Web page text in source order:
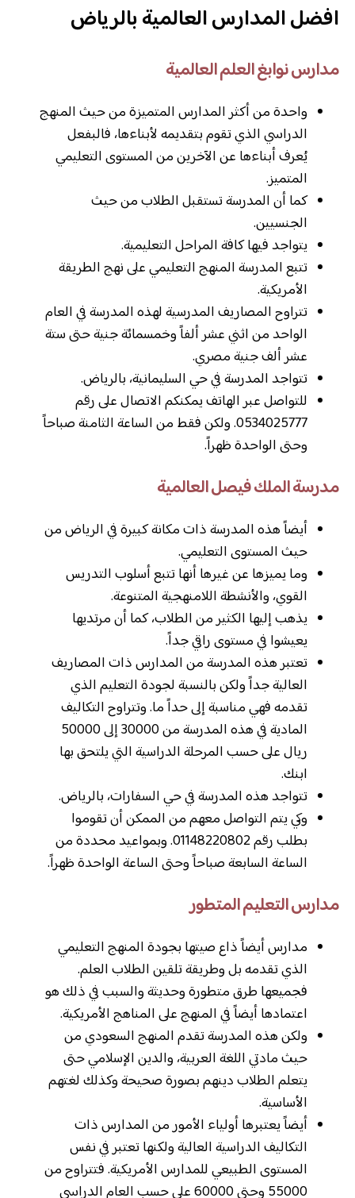
افضل المدارس العالمية بالرياض
مدارس نوابغ العلم العالمية
واحدة من أكثر المدارس المتميزة من حيث المنهج
الدراسي الذي تقوم بتقديمه لأبناءها، فالبفعل
يُعرف أبناءها عن الآخرين من المستوى التعليمي
المتميز.
كما أن المدرسة تستقبل الطلاب من حيث
الجنسيين.
يتواجد فيها كافة المراحل التعليمية.
تتبع المدرسة المنهج التعليمي على نهج الطريقة
الأمريكية.
تتراوح المصاريف المدرسية لهذه المدرسة في العام
الواحد من اثني عشر ألفاً وخمسمائة جنية حتى ستة
عشر ألف جنية مصري.
تتواجد المدرسة في حي السليمانية، بالرياض.
للتواصل عبر الهاتف يمكنكم الاتصال على رقم
0534025777. ولكن فقط من الساعة الثامنة صباحاً
وحتى الواحدة ظهراً.
مدرسة الملك فيصل العالمية
أيضاً هذه المدرسة ذات مكانة كبيرة في الرياض من
حيث المستوى التعليمي.
وما يميزها عن غيرها أنها تتبع أسلوب التدريس
القوي، والأنشطة اللامنهجية المتنوعة.
يذهب إليها الكثير من الطلاب، كما أن مرتديها
يعيشوا في مستوى راقي جداً.
تعتبر هذه المدرسة من المدارس ذات المصاريف
العالية جداً ولكن بالنسبة لجودة التعليم الذي
تقدمه فهي مناسبة إلى حداً ما. وتتراوح التكاليف
المادية في هذه المدرسة من 30000 إلى 50000
ريال على حسب المرحلة الدراسية التي يلتحق بها
ابنك.
تتواجد هذه المدرسة في حي السفارات، بالرياض.
وكي يتم التواصل معهم من الممكن أن تقوموا
بطلب رقم 01148220802. وبمواعيد محددة من
الساعة السابعة صباحاً وحتى الساعة الواحدة ظهراً.
مدارس التعليم المتطور
مدارس أيضاً ذاع صيتها بجودة المنهج التعليمي
الذي تقدمه بل وطريقة تلقين الطلاب العلم.
فجميعها طرق متطورة وحديثة والسبب في ذلك هو
اعتمادها أيضاً في المنهج على المناهج الأمريكية.
ولكن هذه المدرسة تقدم المنهج السعودي من
حيث مادتي اللغة العربية، والدين الإسلامي حتى
يتعلم الطلاب دينهم بصورة صحيحة وكذلك لغتهم
الأساسية.
أيضاً يعتبرها أولياء الأمور من المدارس ذات
التكاليف الدراسية العالية ولكنها تعتبر في نفس
المستوى الطبيعي للمدارس الأمريكية. فتتراوح من
55000 وحتى 60000 على حسب العام الدراسي